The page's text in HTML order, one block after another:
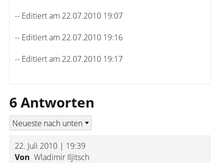
-- Editiert am 22.07.2010 19:07
-- Editiert am 22.07.2010 19:16
-- Editiert am 22.07.2010 19:17
6 Antworten
22. Juli 2010 | 19:39
Von Wladimir Iljitsch